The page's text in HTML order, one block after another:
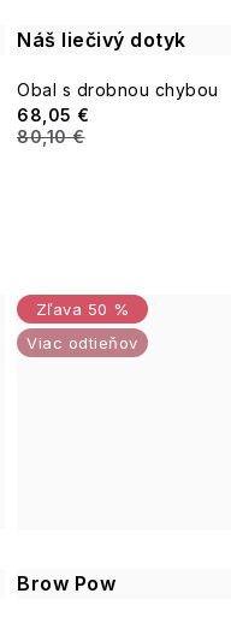
Náš liečivý dotyk
Obal s drobnou chybou
68,05 €
80,10 €
Brow Pow
50 %
Viac odtieňov